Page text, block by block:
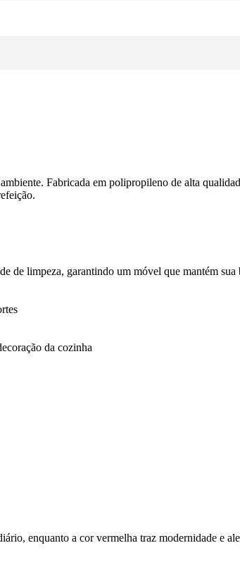
Fabricada em polipropileno de alta
de limpeza, garantindo um móvel que mantém
da cozinha
enquanto a cor vermelha traz modernidade e